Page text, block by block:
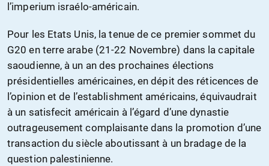
l’imperium israélo-américain.
Pour les Etats Unis, la tenue de ce premier sommet du
G20 en terre arabe (21-22 Novembre) dans la capitale
saoudienne, à un an des prochaines élections
présidentielles américaines, en dépit des réticences de
l’opinion et de l’establishment américains, équivaudrait
à un satisfecit américain à l’égard d’une dynastie
outrageusement complaisante dans la promotion d’une
transaction du siècle aboutissant à un bradage de la
question palestinienne.